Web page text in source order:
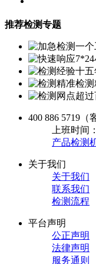
推荐检测专题
一个
十
检测
超
400 886 5719 （
上班时间
产品检测
关于我们
关于我们
联系我们
检测流程
平台声明
公正声明
法律声明
服务通则